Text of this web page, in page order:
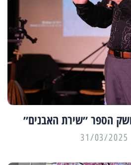
הספר ״שירת האבנים״